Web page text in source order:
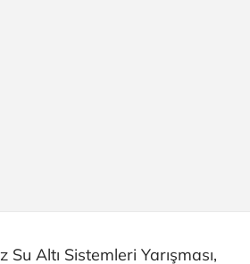
Su Altı Sistemleri Yarışması,